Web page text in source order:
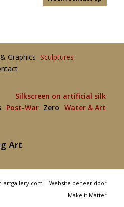
Graphics Sculptures
Silkscreen on artificial silk
Post-War Zero Water & Art
Art
artgallery.com |Website beheer door
Make it Matter